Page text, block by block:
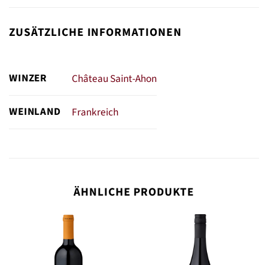
ZUSÄTZLICHE INFORMATIONEN
WINZER Château Saint-Ahon
WEINLAND Frankreich
ÄHNLICHE PRODUKTE